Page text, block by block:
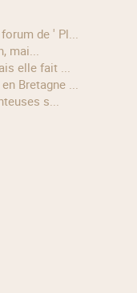
de ' Pl...
mai...
elle fait ...
Bretagne ...
s...